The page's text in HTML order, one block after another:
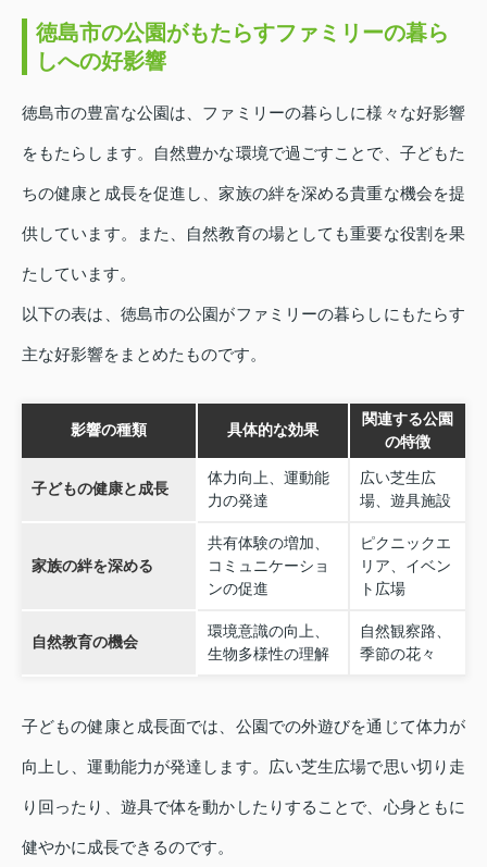
徳島市の公園がもたらすファミリーの暮ら
しへの好影響
徳島市の豊富な公園は、ファミリーの暮らしに様々な好影響
をもたらします。自然豊かな環境で過ごすことで、子どもた
ちの健康と成長を促進し、家族の絆を深める貴重な機会を提
供しています。また、自然教育の場としても重要な役割を果
たしています。
以下の表は、徳島市の公園がファミリーの暮らしにもたらす
主な好影響をまとめたものです。
影響の種類 具体的な効果
関連する公園
の特徴
子どもの健康と成長
体力向上、運動能
力の発達
広い芝生広
場、遊具施設
家族の絆を深める
共有体験の増加、
コミュニケーショ
ンの促進
ピクニックエ
リア、イベン
ト広場
自然教育の機会
環境意識の向上、
生物多様性の理解
自然観察路、
季節の花々
子どもの健康と成長面では、公園での外遊びを通じて体力が
向上し、運動能力が発達します。広い芝生広場で思い切り走
り回ったり、遊具で体を動かしたりすることで、心身ともに
健やかに成長できるのです。